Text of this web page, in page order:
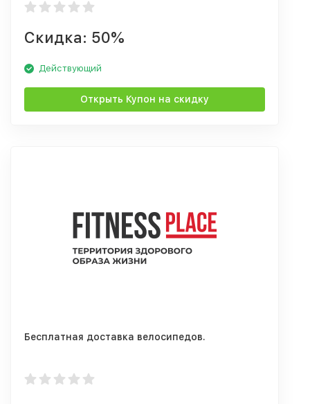
Скидка: 50%
Действующий
Открыть Купон на скидку
Бесплатная доставка велосипедов.